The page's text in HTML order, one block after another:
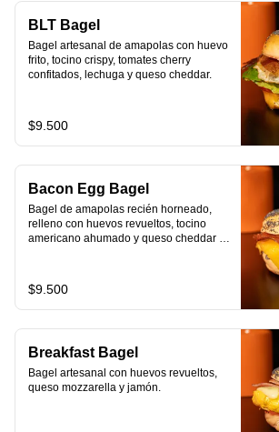
BLT Bagel
Bagel artesanal de amapolas con huevo
frito, tocino crispy, tomates cherry
confitados, lechuga y queso cheddar.
$9.500
Bacon Egg Bagel
Bagel de amapolas recién horneado,
relleno con huevos revueltos, tocino
americano ahumado y queso cheddar
$9.500
Breakfast Bagel
Bagel artesanal con huevos revueltos,
queso mozzarella y jamón.